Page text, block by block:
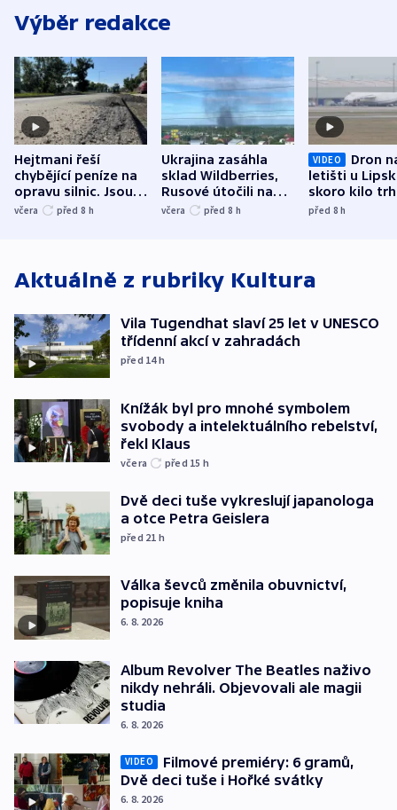
Výběr redakce
Hejtmani řeší
chybějící peníze na
opravu silnic. Jsou
nenárokové, namítá
včera před 8 h
Ukrajina zasáhla
sklad Wildberries,
Rusové útočili na
trh, hasiče či
včera před 8 h
VIDEO
Dron
letišti u
skoro kilo
indicie
před 8h
Aktuálně z rubriky Kultura
Vila Tugendhat slaví 25 let v UNESCO
třídenní akcí v zahradách
před 14h
Knížák byl pro mnohé symbolem
svobody a intelektuálního rebelství,
řekl Klaus
včera před 15 h
Dvě deci tuše vykreslují japanologa
a otce Petra Geislera
před 21 h
Válka ševců změnila obuvnictví,
popisuje kniha
6. 8. 2026
Album Revolver The Beatles naživo
nikdy nehráli. Objevovali ale magii
studia
6. 8. 2026
VIDEO
Filmové premiéry: 6 gramů,
Dvě deci tuše i Hořké svátky
6. 8. 2026